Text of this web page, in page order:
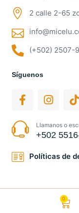
2 calle 2-65
(+502) 2507-
Síguenos
Llamanos o
+502
Políticas de
0